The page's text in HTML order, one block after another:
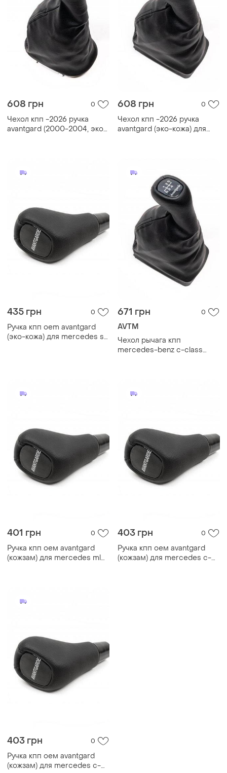
608 грн 0
Чехол кпп -2026 ручка
avantgard (2000-2004, эко-
608 грн 0
Чехол кпп -2026 ручка
avantgard (эко-кожа) для
435 грн 0
Ручка кпп oem avantgard
(эко-кожа) для mercedes s-
671 грн 0
AVTM
Чехол рычага кпп
mercedes-benz c-class
401 грн 0
Ручка кпп оем avantgard
(кожзам) для mercedes ml
403 грн 0
Ручка кпп оем avantgard
(кожзам) для mercedes c-
403 грн 0
Ручка кпп оем avantgard
(кожзам) для mercedes c-